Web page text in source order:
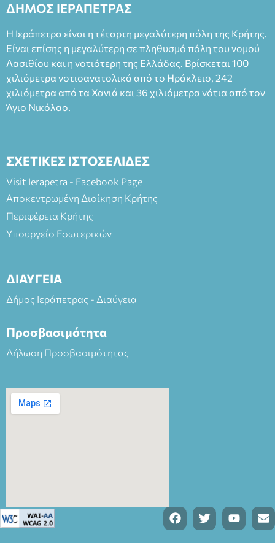
ΔΗΜΟΣ ΙΕΡΑΠΕΤΡΑΣ
Η Ιεράπετρα είναι η τέταρτη μεγαλύτερη πόλη της Κρήτης.
Είναι επίσης η μεγαλύτερη σε πληθυσμό πόλη του νομού
Λασιθίου και η νοτιότερη της Ελλάδας. Βρίσκεται 100
χιλιόμετρα νοτιοανατολικά από το Ηράκλειο, 242
χιλιόμετρα από τα Χανιά και 36 χιλιόμετρα νότια από τον
Άγιο Νικόλαο.
ΣΧΕΤΙΚΕΣ ΙΣΤΟΣΕΛΙΔΕΣ
Visit Ierapetra - Facebook Page
Αποκεντρωμένη Διοίκηση Κρήτης
Περιφέρεια Κρήτης
Υπουργείο Εσωτερικών
ΔΙΑΥΓΕΙΑ
Δήμος Ιεράπετρας - Διαύγεια
Προσβασιμότητα
Δήλωση Προσβασιμότητας